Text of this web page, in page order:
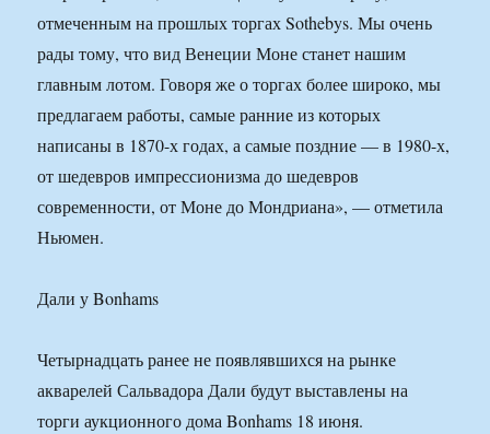
отмеченным на прошлых торгах Sothebys. Мы очень
рады тому, что вид Венеции Моне станет нашим
главным лотом. Говоря же о торгах более широко, мы
предлагаем работы, самые ранние из которых
написаны в 1870-х годах, а самые поздние — в 1980-х,
от шедевров импрессионизма до шедевров
современности, от Моне до Мондриана», — отметила
Ньюмен.
Дали у Bonhams
Четырнадцать ранее не появлявшихся на рынке
акварелей Сальвадора Дали будут выставлены на
торги аукционного дома Bonhams 18 июня.